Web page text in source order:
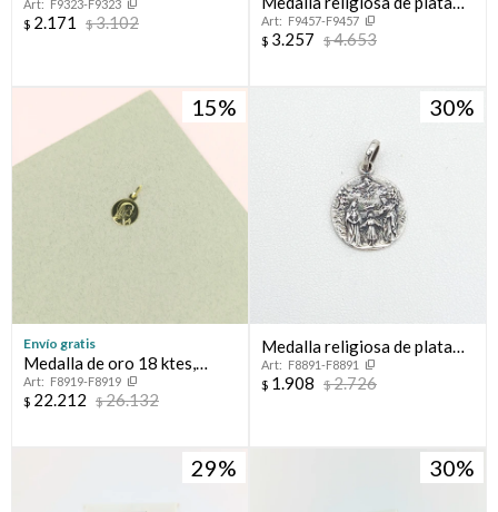
925 y nácar, VIRGEN NIÑA.
F9323-F9323
$ 2.171 $3.102
925, SAN JORGE
F9457-F9457
$ 3.257 $4.653
15
Envío gratis
Medalla de oro 18 ktes,
VIRGEN NIÑA.
F8919-F8919
$ 22.212 $26.132
30
Medalla religiosa de plata
925, Sagrada Familia.
F8891-F8891
$ 1.908 $2.726
29 30